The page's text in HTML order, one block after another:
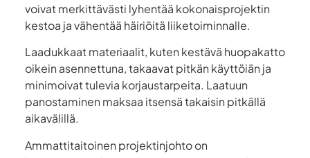
voivat merkittävästi lyhentää kokonaisprojektin
kestoa ja vähentää häiriöitä liiketoiminnalle.
Laadukkaat materiaalit, kuten kestävä huopakatto
oikein asennettuna, takaavat pitkän käyttöiän ja
minimoivat tulevia korjaustarpeita. Laatuun
panostaminen maksaa itsensä takaisin pitkällä
aikavälillä.
Ammattitaitoinen projektinjohto on